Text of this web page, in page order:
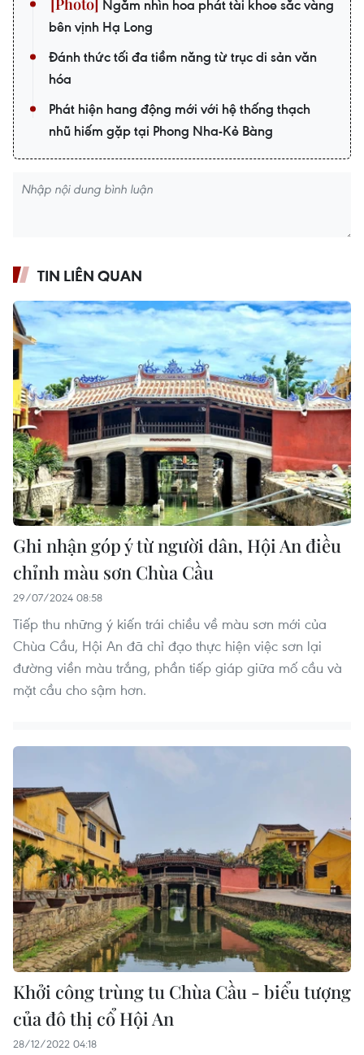
Ngắm nhìn hoa phát tài khoe sắc vàng
bên vịnh Hạ Long
Đánh thức tối đa tiềm năng từ trục di sản văn
hóa
Phát hiện hang động mới với hệ thống thạch
nhũ hiếm gặp tại Phong Nha-Kẻ Bàng
TIN LIÊN QUAN
Ghi nhận góp ý từ người dân, Hội An điều
chỉnh màu sơn Chùa Cầu
29/07/2024 08:58
Tiếp thu những ý kiến trái chiều về màu sơn mới của
Chùa Cầu, Hội An đã chỉ đạo thực hiện việc sơn lại
đường viền màu trắng, phần tiếp giáp giữa mố cầu và
mặt cầu cho sậm hơn.
Khởi công trùng tu Chùa Cầu - biểu tượng
của đô thị cổ Hội An
28/12/2022 04:18